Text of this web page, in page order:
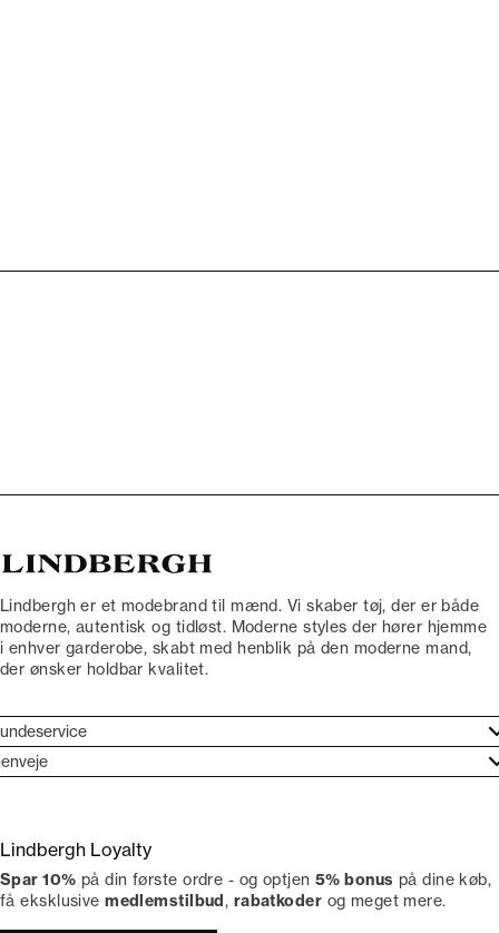
Lindbergh er et modebrand til mænd. Vi skaber tøj, der er både
moderne, autentisk og tidløst. Moderne styles der hører hjemme
i enhver garderobe, skabt med henblik på den moderne mand,
der ønsker holdbar kvalitet.
dit køb
Lindbergh Ambassadør
Lindbergh Loyalty
Spar 10% på din første ordre - og optjen 5% bonus på dine køb,
få eksklusivemedlemstilbud, rabatkoder og meget mere.